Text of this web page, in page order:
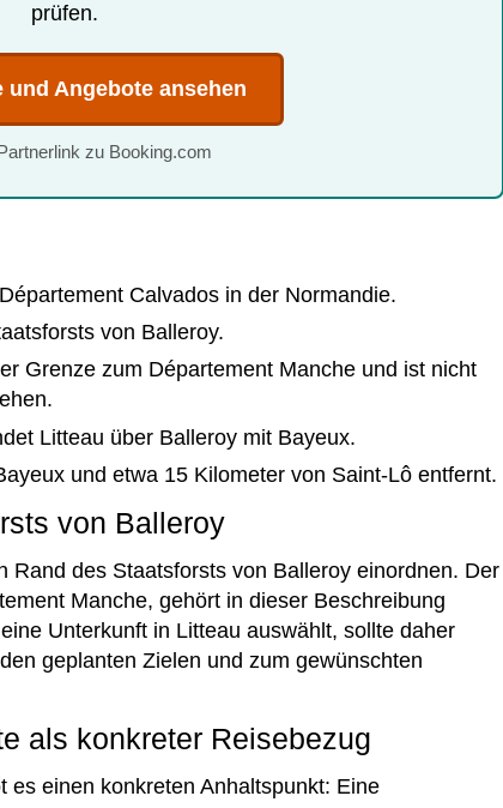
prüfen.
und Angebote ansehen
zu Booking.com
Calvados in der Normandie.
von Balleroy.
Grenze zum Département Manche und ist nicht
Litteau über Balleroy mit Bayeux.
und etwa 15 Kilometer von Saint-Lô entfernt.
von Balleroy
Rand des Staatsforsts von Balleroy einordnen. Der
Manche, gehört in dieser Beschreibung
Unterkunft in Litteau auswählt, sollte daher
geplanten Zielen und zum gewünschten
als konkreter Reisebezug
es einen konkreten Anhaltspunkt: Eine